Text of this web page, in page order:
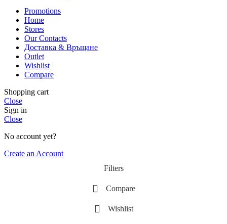
Promotions
Home
Stores
Our Contacts
Доставка & Връщане
Outlet
Wishlist
Compare
Shopping cart
Close
Sign in
Close
No account yet?
Create an Account
Filters
Compare
Wishlist